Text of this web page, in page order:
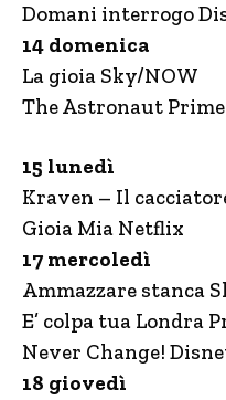
Domani interrogo
14 domenica
La gioia Sky/NOW
The Astronaut
15 lunedì
Kraven – Il
Gioia Mia Netflix
17 mercoledì
Ammazzare stanca
E’ colpa tua Londra
Never Change!
18 giovedì